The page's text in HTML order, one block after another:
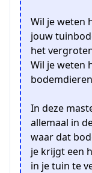
Wil je weten
jouw
het
Wil je weten
In deze
allemaal in
waar dat
je krijgt een
in je tuin te